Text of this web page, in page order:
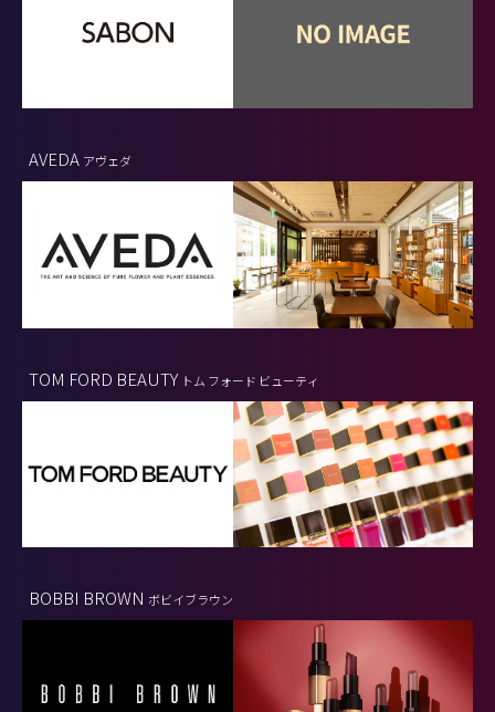
AVEDA アヴェダ
TOM FORD BEAUTY トム フォード ビューティ
BOBBI BROWN ボビイブラウン